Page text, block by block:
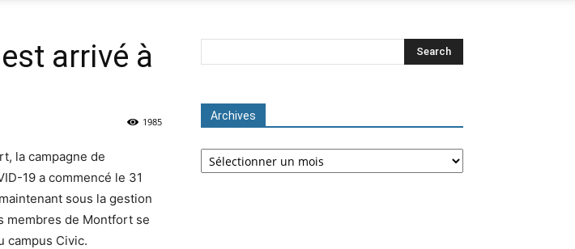
arrivé à
1985
la campagne de
19 a commencé le 31
sous la gestion
membres de Montfort se
campus Civic.
Archives
Archives